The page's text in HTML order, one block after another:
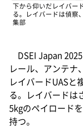
下から仰いだレイバー
る。レイバードは偵
集部
DSEI Japan
レール、アンテナ
レイバードUASと
る。レイバードは
5kgのペイロード
持つ。